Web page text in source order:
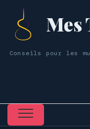
Mes
Conseils pour les